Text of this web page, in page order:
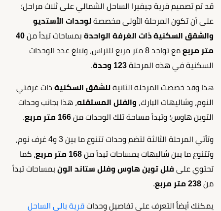
قد تم تصميم قرية جيفيرا الساحل الشمالي على ثلاث مراحل؛
على أن تكون المرحلة الأولى مخصصة لوحدات الأستديو
والشقق السكنية ذات الغرفة الواحدة بمساحات تبدأ من 40
متر مربع
مع تواجد 8 متر مربع للتراس، وتبلغ عدد الوحدات
السكنية في هذه المرحلة 123 وحدة .
هذا وقد خصصت المرحلة الثانية للشقق السكنية ذات غرفتي
النوم، وشاليهات البارك، والفلل المستقله، هذا بجانب وحدات
التوين هاوس؛ وتبدأ مساحة تلك الوحدات من 166 متر مربع .
وتأتي المرحلة الثالثة لتضم وحدات تتنوع ما بين 3 و4 غرف نوم،
وتتنوع ما بين شاليهات بمساحات تبدأ من 168 متر مربع
، كما
تحتوي على فلل توين هاوس وفلل ستاند الون بمساحات تبدأ
من 238 متر مربع .
يمكنك أيضاً التعرف على تفاصيل وحدات قرية بالي الساحل